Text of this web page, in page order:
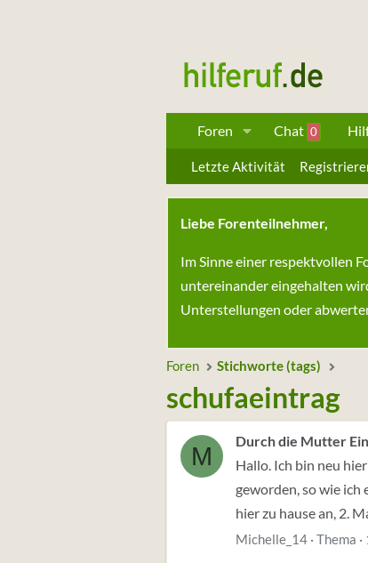
Foren Chat 0
Letzte Aktivität
Liebe Forenteilnehmer,
Im Sinne einer respektvollen
untereinander eingehalten
Unterstellungen oder
Foren Stichworte (tags)
schufaeintrag
M
Durch die Mutter
Hallo. Ich bin neu
geworden, so wie
hier zu hause an, 2.
Michelle_14 Thema